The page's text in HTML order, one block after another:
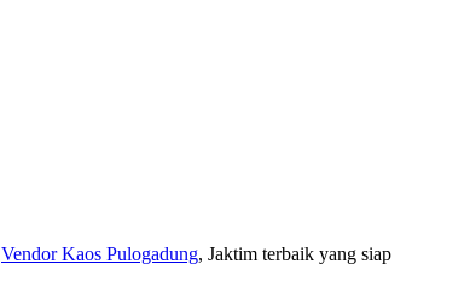
Vendor Kaos Pulogadung, Jaktim terbaik yang siap